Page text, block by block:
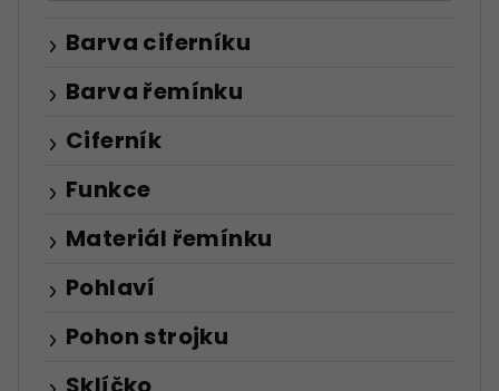
Barva ciferníku
Barva řemínku
Ciferník
Funkce
Materiál řemínku
Pohlaví
Pohon strojku